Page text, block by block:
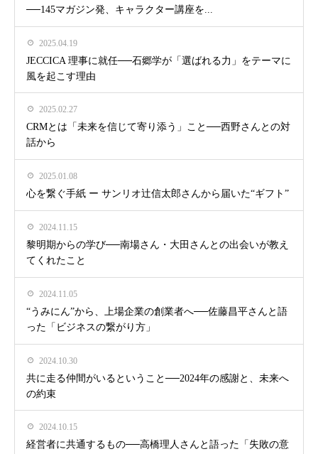
──145マガジン発、キャラクター講座を...
2025.04.19
JECCICA 理事に就任──石郷学が「選ばれる力」をテーマに
風を起こす理由
2025.02.27
CRMとは「未来を信じて寄り添う」こと──西野さんとの対
話から
2025.01.08
心を繋ぐ手紙 ー サンリオ辻信太郎さんから届いた“ギフト”
2024.11.15
黎明期からの学び──南場さん・大田さんとの出会いが教え
てくれたこと
2024.11.05
“うみにん”から、上場企業の創業者へ──佐藤昌平さんと語
った「ビジネスの繋がり方」
2024.10.30
共に走る仲間がいるということ──2024年の感謝と、未来へ
の約束
2024.10.15
経営者に共通するもの──高橋理人さんと語った「失敗の意